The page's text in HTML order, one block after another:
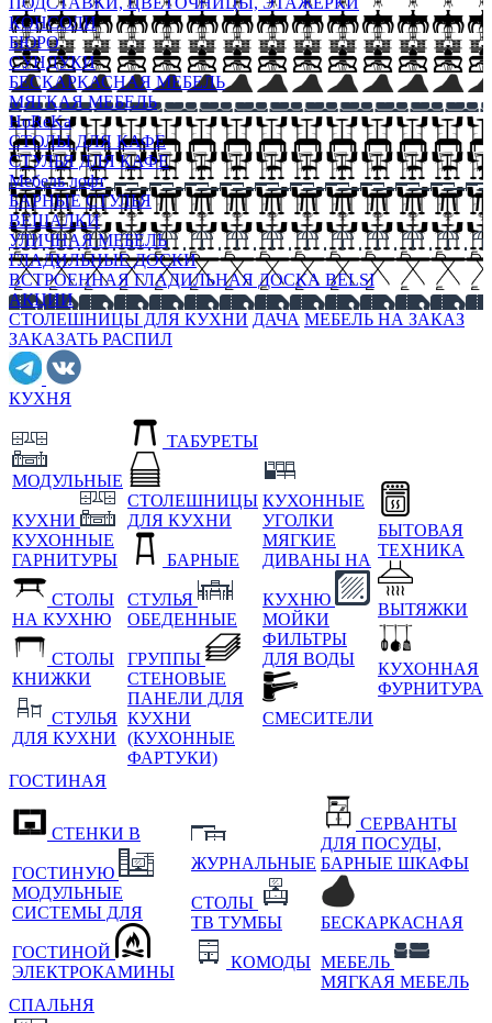
КОНСОЛИ
БЮРО
СУНДУКИ
БЕСКАРКАСНАЯ МЕБЕЛЬ
МЯГКАЯ МЕБЕЛЬ
HoReKa
СТОЛЫ ДЛЯ КАФЕ
СТУЛЬЯ ДЛЯ КАФЕ
Мебель лофт
БАРНЫЕ СТУЛЬЯ
ВЕШАЛКИ
УЛИЧНАЯ МЕБЕЛЬ
ГЛАДИЛЬНЫЕ ДОСКИ
ВСТРОЕННАЯ ГЛАДИЛЬНАЯ ДОСКА BELSI
АКЦИИ
СТОЛЕШНИЦЫ ДЛЯ КУХНИ ДАЧА МЕБЕЛЬ НА ЗАКАЗ
ЗАКАЗАТЬ РАСПИЛ
КУХНЯ
МОДУЛЬНЫЕ
КУХНИ
КУХОННЫЕ
ГАРНИТУРЫ
СТОЛЫ
НА КУХНЮ
СТОЛЫ
КНИЖКИ
СТУЛЬЯ
ДЛЯ КУХНИ
ТАБУРЕТЫ
СТОЛЕШНИЦЫ
ДЛЯ КУХНИ
БАРНЫЕ
СТУЛЬЯ
ОБЕДЕННЫЕ
ГРУППЫ
СТЕНОВЫЕ
ПАНЕЛИ ДЛЯ
КУХНИ
(КУХОННЫЕ
ФАРТУКИ)
КУХОННЫЕ
УГОЛКИ
МЯГКИЕ
ДИВАНЫ НА
КУХНЮ
МОЙКИ
ФИЛЬТРЫ
ДЛЯ ВОДЫ
СМЕСИТЕЛИ
БЫТОВАЯ
ТЕХНИКА
ВЫТЯЖКИ
КУХОННАЯ
ФУРНИТУРА
ГОСТИНАЯ
СТЕНКИ В
ГОСТИНУЮ
МОДУЛЬНЫЕ
СИСТЕМЫ ДЛЯ
ГОСТИНОЙ
ЭЛЕКТРОКАМИНЫ
ЖУРНАЛЬНЫЕ
СТОЛЫ
ТВ ТУМБЫ
КОМОДЫ
СЕРВАНТЫ
ДЛЯ ПОСУДЫ,
БАРНЫЕ ШКАФЫ
БЕСКАРКАСНАЯ
МЕБЕЛЬ
МЯГКАЯ МЕБЕЛЬ
СПАЛЬНЯ